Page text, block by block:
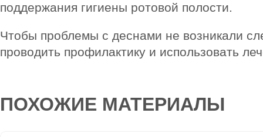
поддержания гигиены ротовой полости.
Чтобы проблемы с деснами не возникали
проводить профилактику и использовать
ПОХОЖИЕ МАТЕРИАЛЫ